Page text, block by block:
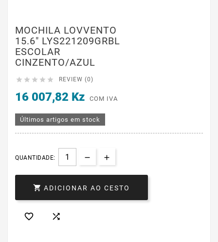
MOCHILA LOVVENTO
15.6" LYS221209GRBL
ESCOLAR
CINZENTO/AZUL
     REVIEW (0)
16 007,82 Kz COM IVA
Últimos artigos em stock
QUANTIDADE:
 ADICIONAR AO CESTO
 